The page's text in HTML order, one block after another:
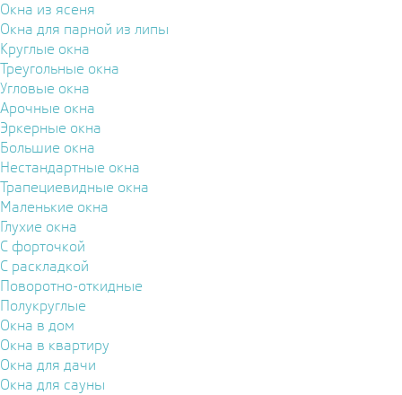
Окна из ясеня
Окна для парной из липы
Круглые окна
Треугольные окна
Угловые окна
Арочные окна
Эркерные окна
Большие окна
Нестандартные окна
Трапециевидные окна
Маленькие окна
Глухие окна
С форточкой
С раскладкой
Поворотно-откидные
Полукруглые
Окна в дом
Окна в квартиру
Окна для дачи
Окна для сауны